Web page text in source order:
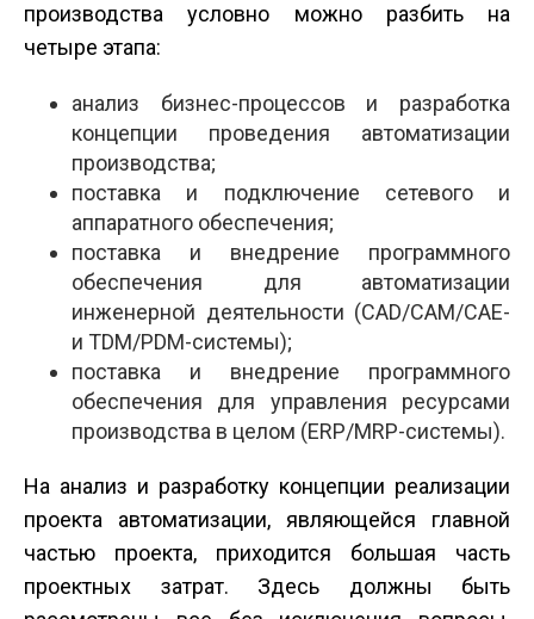
производства условно можно разбить на
четыре этапа:
анализ бизнес-процессов и разработка
концепции проведения автоматизации
производства;
поставка и подключение сетевого и
аппаратного обеспечения;
поставка и внедрение программного
обеспечения для автоматизации
инженерной деятельности (CAD/CAM/CAE-
и TDM/PDM-системы);
поставка и внедрение программного
обеспечения для управления ресурсами
производства в целом (ERP/MRP-системы).
На анализ и разработку концепции реализации
проекта автоматизации, являющейся главной
частью проекта, приходится большая часть
проектных затрат. Здесь должны быть